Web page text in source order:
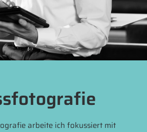
arbeite ich fokussiert mit